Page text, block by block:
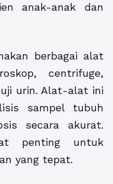
anak-anak dan
berbagai alat
centrifuge,
urin. Alat-alat ini
sampel tubuh
secara akurat.
penting untuk
yang tepat.